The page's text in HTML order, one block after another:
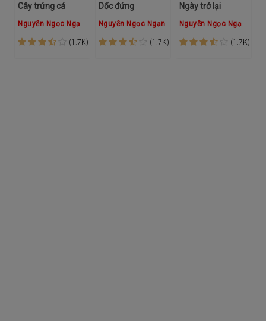
Cây trứng cá
Nguyễn Ngọc Ngạn Hồng Đào
(1.7K)
Dốc đứng
Nguyễn Ngọc Ngạn
(1.7K)
Ngày trở lại
Nguyễn Ngọc Ngạn
(1.7K)